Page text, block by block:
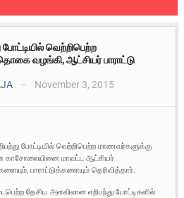
வெற்றிபெற்ற
வழங்கி, ஆட்சியர் பாராட்டு
— November 3, 2015
போட்டியில் வெற்றிபெற்ற மாணவர்களுக்கு
மாவட்ட ஆட்சியர்
பாராட்டுக்களையும் தெரிவித்தார்.
தேசிய அளவிலான எறிபந்து போட்டிகளில்